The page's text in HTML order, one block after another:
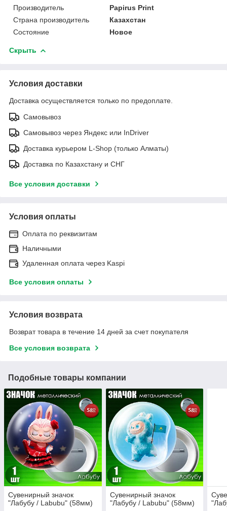
Производитель
Papirus Print
Страна производитель
Казахстан
Состояние
Новое
Скрыть
Условия доставки
Доставка осуществляется только по предоплате.
Самовывоз
Самовывоз через Яндекс или InDriver
Доставка курьером L-Shop (только Алматы)
Доставка по Казахстану и СНГ
Все условия доставки
Условия оплаты
Оплата по реквизитам
Наличными
Удаленная оплата через Kaspi
Все условия оплаты
Условия возврата
Возврат товара в течение 14 дней за счет покупателя
Все условия возврата
Подобные товары компании
Сувенирный значок
"Лабубу / Labubu" (58мм)
Сувенирный значок
"Лабубу / Labubu" (58мм)